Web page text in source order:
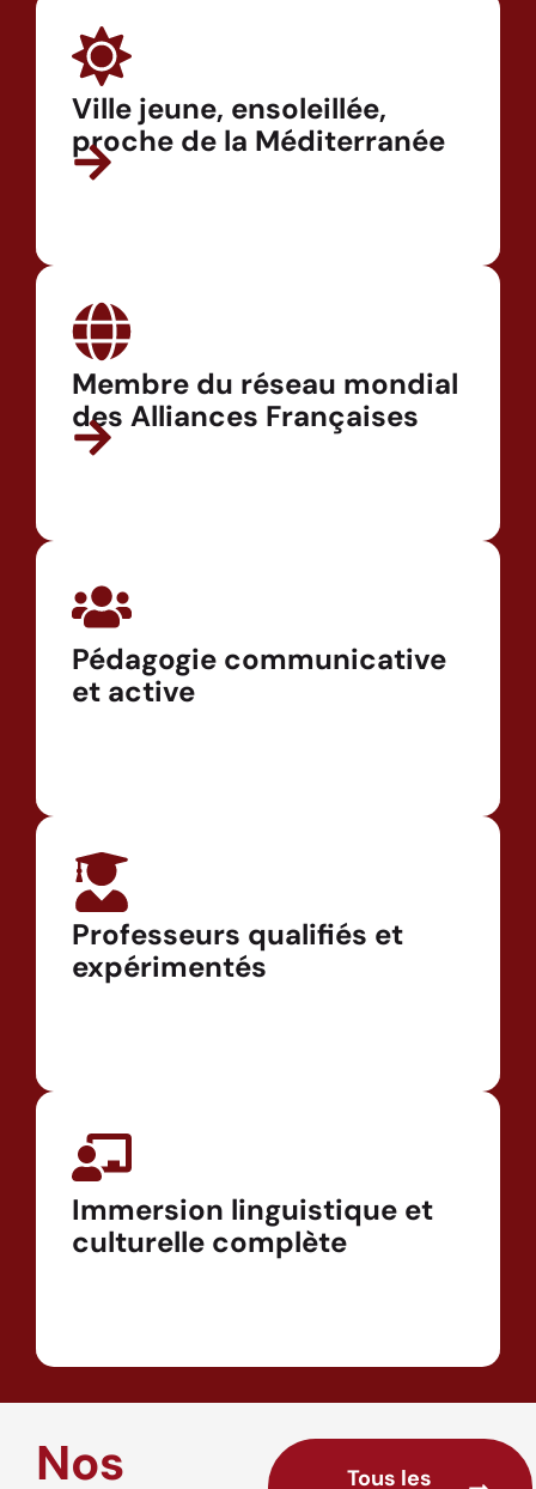
Ville jeune, ensoleillée,
proche de la Méditerranée
Membre du réseau mondial
des Alliances Françaises
Pédagogie communicative
et active
Professeurs qualifiés et
expérimentés
Immersion linguistique et
culturelle complète
Nos Tous les